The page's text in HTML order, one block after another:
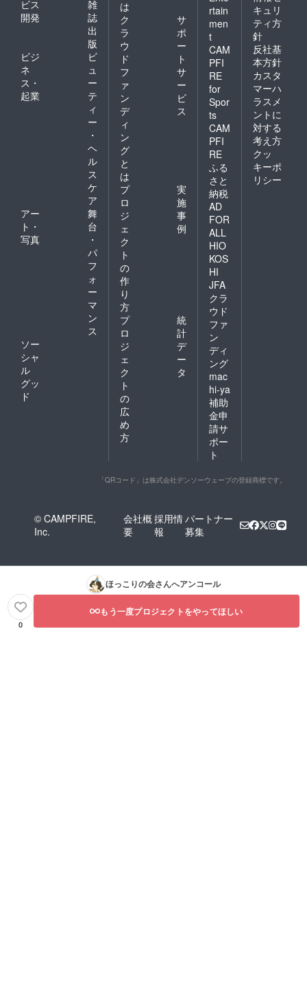
ビス
開発
雑
誌
出
版
ビジ
ネ
ス・
起業
ビ
ュ
ー
テ
ィ
ー
・
ヘ
ル
ス
ケ
ア
アー
ト・
写真
舞
台
・
パ
フ
ォ
ー
マ
ン
ス
ソー
シャ
ル
グッ
ド
は
ク
ラ
ウ
ド
フ
ァ
ン
デ
ィ
ン
グ
と
は
サ
ポ
ー
ト
サ
ー
ビ
ス
プ
ロ
ジ
ェ
ク
ト
の
作
り
方
実
施
事
例
プ
ロ
ジ
ェ
ク
ト
の
広
め
方
統
計
デ
ー
タ
rtain
men
t
CAM
PFI
RE
for
Spor
ts
CAM
PFI
RE
ふる
さと
納税
AD
FOR
ALL
HIO
KOS
HI
JFA
クラ
ウド
ファ
ン
ディ
ング
mac
hi-ya
補助
金申
請サ
ポー
ト
キュリ
ティ方
針
反社基
本方針
カスタ
マーハ
ラスメ
ントに
対する
考え方
クッ
キーポ
リシー
「QRコード」は株式会社デンソーウェーブの登録商標です。
© CAMPFIRE,
Inc.
会社概
要
採用情
報
パートナー
募集
ほっこりの会さんへアンコール
0
もう一度プロジェクトをやってほしい